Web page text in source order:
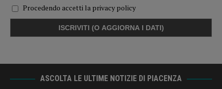
Procedendo accetti la privacy policy
ASCOLTA LE ULTIME NOTIZIE DI PIACENZA